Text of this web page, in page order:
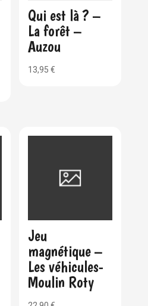
Qui est là ? –
La forêt –
Auzou
13,95€
Jeu
magnétique –
Les véhicules-
Moulin Roty